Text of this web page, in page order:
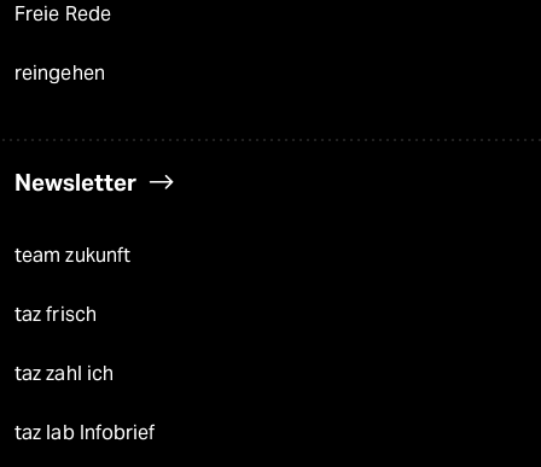
Freie Rede
reingehen
Newsletter
team zukunft
taz frisch
taz zahl ich
taz lab Infobrief